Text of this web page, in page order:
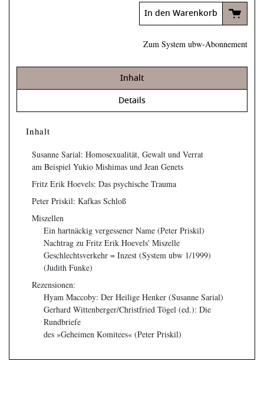
In den Warenkorb
Zum System ubw-Abonnement
Inhalt
Details
Inhalt
Susanne Sarial: Homosexualität, Gewalt und Verrat
am Beispiel Yukio Mishimas und Jean Genets
Fritz Erik Hoevels: Das psychische Trauma
Peter Priskil: Kafkas Schloß
Miszellen
Ein hartnäckig vergessener Name (Peter Priskil)
Nachtrag zu Fritz Erik Hoevels' Miszelle
Geschlechtsverkehr = Inzest (System ubw 1/1999)
(Judith Funke)
Rezensionen:
Hyam Maccoby: Der Heilige Henker (Susanne Sarial)
Gerhard Wittenberger/Christfried Tögel (ed.): Die
Rundbriefe
des »Geheimen Komitees« (Peter Priskil)